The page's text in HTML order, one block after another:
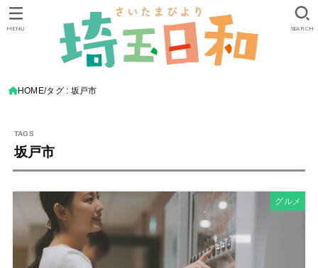
SEARCH
MENU
HOME タグ : 坂戸市
坂戸市
グルメ